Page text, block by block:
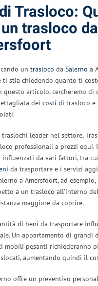
Trasloco:
trasloco
un trasloco da Salerno a
ti stia chiedendo quanto ti
questo articolo, cercheremo di
dei costi di trasloco e
traslochi leader nel settore,
professionali a prezzi equi.
influenzati da vari fattori, tra
da trasportare e i servizi
a Amersfoort, ad
a un trasloco all’interno
maggiore da coprire.
di beni da trasportare
Un appartamento di grandi
mobili pesanti richiederanno
aumentando quindi il
offre un preventivo